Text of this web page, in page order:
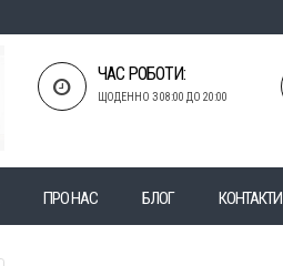
ЧАС РОБОТИ:
ЩОДЕННО З 08:00 ДО 20:00
ПРО НАС БЛОГ КОНТАКТИ